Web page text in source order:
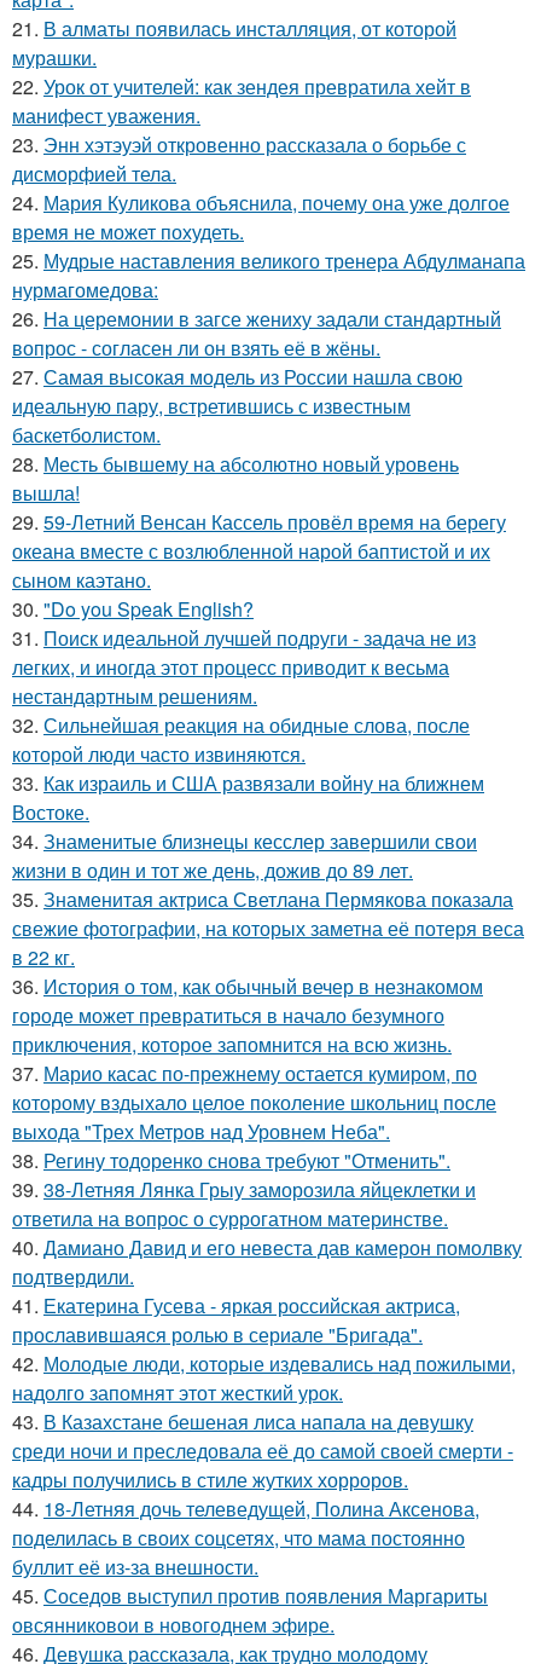
21. В алматы появилась инсталляция, от которой
мурашки.
22. Урок от учителей: как зендея превратила хейт в
манифест уважения.
23. Энн хэтэуэй откровенно рассказала о борьбе с
дисморфией тела.
24. Мария Куликова объяснила, почему она уже долгое
время не может похудеть.
25. Мудрые наставления великого тренера Абдулманапа
нурмагомедова:
26. На церемонии в загсе жениху задали стандартный
вопрос - согласен ли он взять её в жёны.
27. Самая высокая модель из России нашла свою
идеальную пару, встретившись с известным
баскетболистом.
28. Месть бывшему на абсолютно новый уровень
вышла!
29. 59-Летний Венсан Кассель провёл время на берегу
океана вместе с возлюбленной нарой баптистой и их
сыном каэтано.
30. "Do you Speak English?
31. Поиск идеальной лучшей подруги - задача не из
легких, и иногда этот процесс приводит к весьма
нестандартным решениям.
32. Сильнейшая реакция на обидные слова, после
которой люди часто извиняются.
33. Как израиль и США развязали войну на ближнем
Востоке.
34. Знаменитые близнецы кесслер завершили свои
жизни в один и тот же день, дожив до 89 лет.
35. Знаменитая актриса Светлана Пермякова показала
свежие фотографии, на которых заметна её потеря веса
в 22 кг.
36. История о том, как обычный вечер в незнакомом
городе может превратиться в начало безумного
приключения, которое запомнится на всю жизнь.
37. Марио касас по-прежнему остается кумиром, по
которому вздыхало целое поколение школьниц после
выхода "Трех Метров над Уровнем Неба".
38. Регину тодоренко снова требуют "Отменить".
39. 38-Летняя Лянка Грыу заморозила яйцеклетки и
ответила на вопрос о суррогатном материнстве.
40. Дамиано Давид и его невеста дав камерон помолвку
подтвердили.
41. Екатерина Гусева - яркая российская актриса,
прославившаяся ролью в сериале "Бригада".
42. Молодые люди, которые издевались над пожилыми,
надолго запомнят этот жесткий урок.
43. В Казахстане бешеная лиса напала на девушку
среди ночи и преследовала её до самой своей смерти -
кадры получились в стиле жутких хорроров.
44. 18-Летняя дочь телеведущей, Полина Аксенова,
поделилась в своих соцсетях, что мама постоянно
буллит её из-за внешности.
45. Соседов выступил против появления Маргариты
овсянниковои в новогоднем эфире.
46. Девушка рассказала, как трудно молодому